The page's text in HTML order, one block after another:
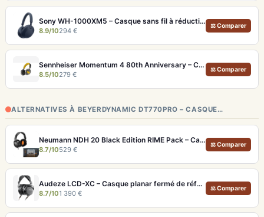
Sony WH-1000XM5 – Casque sans fil à réduction de bruit active et Hi-Res LDAC
8.9/10294 €
⚖ Comparer
Sennheiser Momentum 4 80th Anniversary – Casque Bluetooth édition limitée 60h
8.5/10279 €
⚖ Comparer
ALTERNATIVES À BEYERDYNAMIC DT770PRO – CASQUE…
Neumann NDH 20 Black Edition RIME Pack – Casque studio fermé pour monitoring pro et immersion binaurale
8.7/10529 €
⚖ Comparer
Audeze LCD-XC – Casque planar fermé de référence pour studio et audiophile
8.7/101 390 €
⚖ Comparer